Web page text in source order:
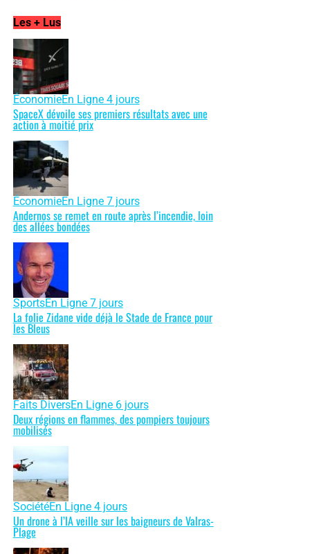
Les + Lus
ÉconomieEn Ligne 4 jours
SpaceX dévoile ses premiers résultats avec une
action à moitié prix
ÉconomieEn Ligne 7 jours
Andernos se remet en route après l’incendie, loin
des allées bondées
SportsEn Ligne 7 jours
La folie Zidane vide déjà le Stade de France pour
les Bleus
Faits DiversEn Ligne 6 jours
Deux régions en flammes, des pompiers toujours
mobilisés
SociétéEn Ligne 4 jours
Un drone à l’IA veille sur les baigneurs de Valras-
Plage